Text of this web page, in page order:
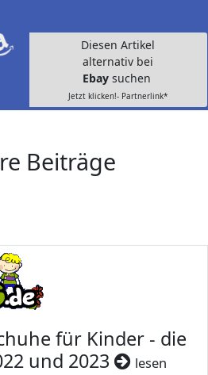
Diesen Artikel
alternativ bei
Ebay suchen
Jetzt klicken!- Partnerlink*
Beiträge
für Kinder - die
und 2023
lesen